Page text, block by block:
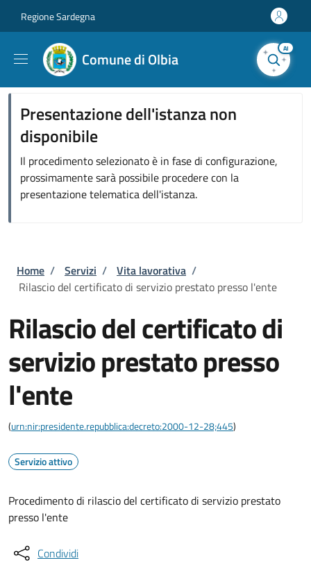
Regione Sardegna
Comune di Olbia
AI
Presentazione dell'istanza non
disponibile
Il procedimento selezionato è in fase di configurazione,
prossimamente sarà possibile procedere con la
presentazione telematica dell'istanza.
Briciole di pane
Home / Servizi / Vita lavorativa /
Rilascio del certificato di servizio prestato presso l'ente
Rilascio del certificato di
servizio prestato presso
l'ente
(urn:nir:presidente.repubblica:decreto:2000-12-28;445)
Servizio attivo
Procedimento di rilascio del certificato di servizio prestato
presso l'ente
Condividi